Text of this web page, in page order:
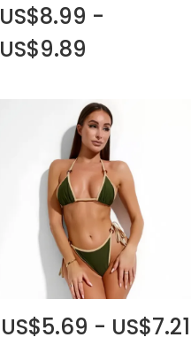
US$8.99 -
US$9.89
US$5.69 - US$7.21